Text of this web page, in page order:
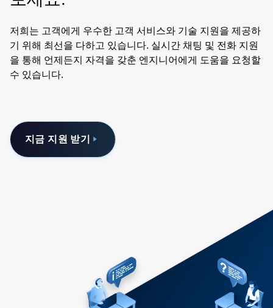
저희는 고객에게 우수한 고객 서비스와 기술 지원을 제공하
기 위해 최선을 다하고 있습니다. 실시간 채팅 및 전화 지원
을 통해 언제든지 자격을 갖춘 엔지니어에게 도움을 요청할
수 있습니다.
지금 지원 받기